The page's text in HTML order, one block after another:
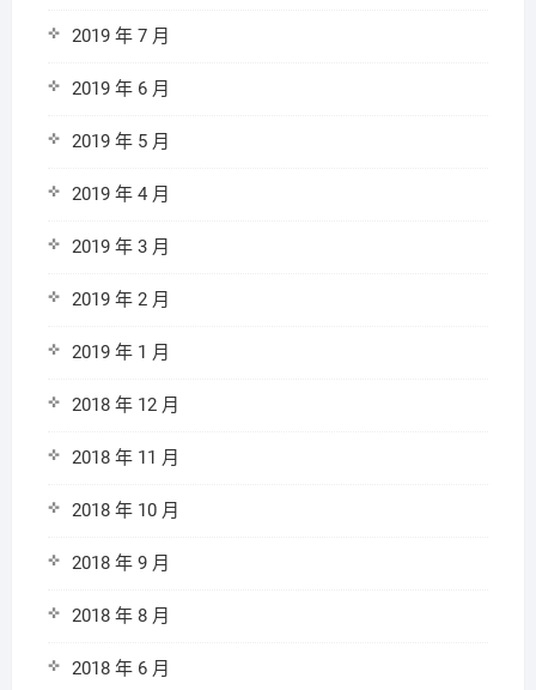
2019 年 7 月
2019 年 6 月
2019 年 5 月
2019 年 4 月
2019 年 3 月
2019 年 2 月
2019 年 1 月
2018 年 12 月
2018 年 11 月
2018 年 10 月
2018 年 9 月
2018 年 8 月
2018 年 6 月